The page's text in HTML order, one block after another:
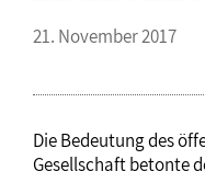
21. November 2017
Die Bedeutung des
Gesellschaft betonte